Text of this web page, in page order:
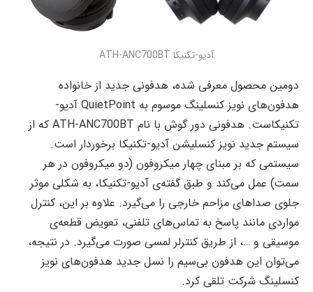
آدیو-تکنیکا ATH-ANC700BT
دومین محصول معرفی شده، هدفونی جدید از خانواده
هدفون‌های نویز کنسلینگ موسوم به QuietPoint آدیو-
تکنیکاست. هدفونی دور گوش با نام ATH-ANC700BT که از
سیستم جدید نویز کنسلیشن آدیو-تکنیکا برخوردار است.
سیستمی که بر مبنای چهار میکروفون (دو میکروفون در هر
سمت) عمل می‌کند و طبق گفته‌ی آدیو-تکنیکا، به شکلی موثر
جلوی صداهای مزاحم خارجی را می‌گیرد. علاوه بر این، کنترل
مواردی مانند پاسخ به تماس‌های تلفنی، تعویض قطعه‌ی
موسیقی و …، از طریق کنترلر لمسی صورت می‌گیرد. در نتیجه،
می‌توان این هدفون بی‌سیم را نسل جدید هدفون‌های نویز
کنسلینگ شرکت تلقی کرد.